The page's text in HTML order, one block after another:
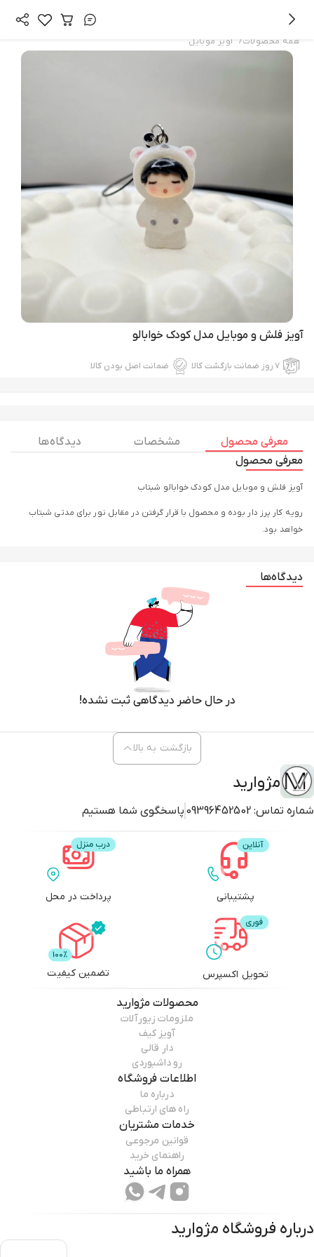
همه محصولات/ آویز موبایل
آویز فلش و موبایل مدل کودک خوابالو
۷ روز ضمانت بازگشت کالا ضمانت اصل بودن کالا
معرفی محصول مشخصات
دیدگاه ها
معرفی محصول
آویز فلش و موبایل مدل کودک خوابالو شبتاب
رویه کار پرز دار بوده و محصول با قرار گرفتن در مقابل نور برای مدتی شبتاب
خواهد بود.
دیدگاه‌ها
در حال حاضر دیدگاهی ثبت نشده!
مژوارید
شماره تماس: 09396452502 پاسخگوی شما هستیم
بازگشت به بالا
پشتیبانی پرداخت در محل
تحویل اکسپرس تضمین کیفیت
محصولاتمژوارید
ملزومات زیورآلات
آویز کیف
دار قالی
رو داشبوردی
اطلاعات فروشگاه
درباره ما
راه های ارتباطی
خدمات مشتریان
قوانین مرجوعی
راهنمای خرید
همراه ما باشید
درباره فروشگاه مژوارید